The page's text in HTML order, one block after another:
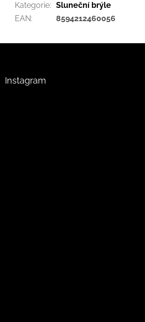
Kategorie: Sluneční brýle
EAN: 8594212460056
Instagram